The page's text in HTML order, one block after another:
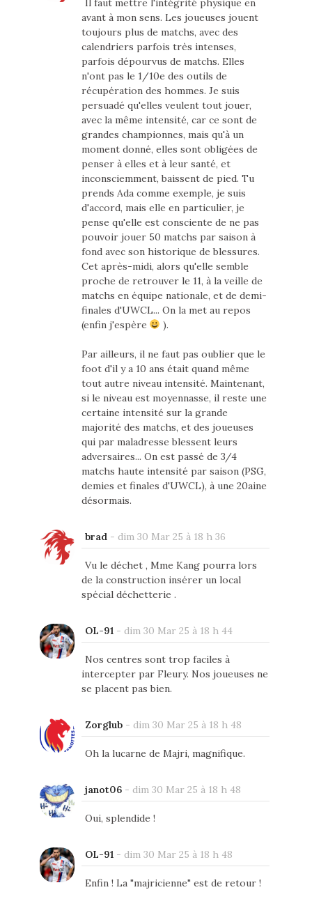
avant à mon sens. Les joueuses jouent
toujours plus de matchs, avec des
calendriers parfois très intenses,
parfois dépourvus de matchs. Elles
n'ont pas le 1/10e des outils de
récupération des hommes. Je suis
persuadé qu'elles veulent tout jouer,
avec la même intensité, car ce sont de
grandes championnes, mais qu'à un
moment donné, elles sont obligées de
penser à elles et à leur santé, et
inconsciemment, baissent de pied. Tu
prends Ada comme exemple, je suis
d'accord, mais elle en particulier, je
pense qu'elle est consciente de ne pas
pouvoir jouer 50 matchs par saison à
fond avec son historique de blessures.
Cet après-midi, alors qu'elle semble
proche de retrouver le 11, à la veille de
matchs en équipe nationale, et de demi-
finales d'UWCL... On la met au repos
(enfin j'espère
).
Par ailleurs, il ne faut pas oublier que le
foot d'il y a 10 ans était quand même
tout autre niveau intensité. Maintenant,
si le niveau est moyennasse, il reste une
certaine intensité sur la grande
majorité des matchs, et des joueuses
qui par maladresse blessent leurs
adversaires... On est passé de 3/4
matchs haute intensité par saison (PSG,
demies et finales d'UWCL), à une 20aine
désormais.
brad - dim 30 Mar 25 à 18 h 36
Vu le déchet , Mme Kang pourra lors
de la construction insérer un local
spécial déchetterie .
OL-91 - dim 30 Mar 25 à 18 h 44
Nos centres sont trop faciles à
intercepter par Fleury. Nos joueuses ne
se placent pas bien.
Zorglub- dim 30 Mar 25 à 18 h 48
Oh la lucarne de Majri, magnifique.
janot06- dim 30 Mar 25 à 18 h 48
Oui, splendide !
OL-91 - dim 30 Mar 25 à 18 h 48
Enfin ! La "majricienne" est de retour !